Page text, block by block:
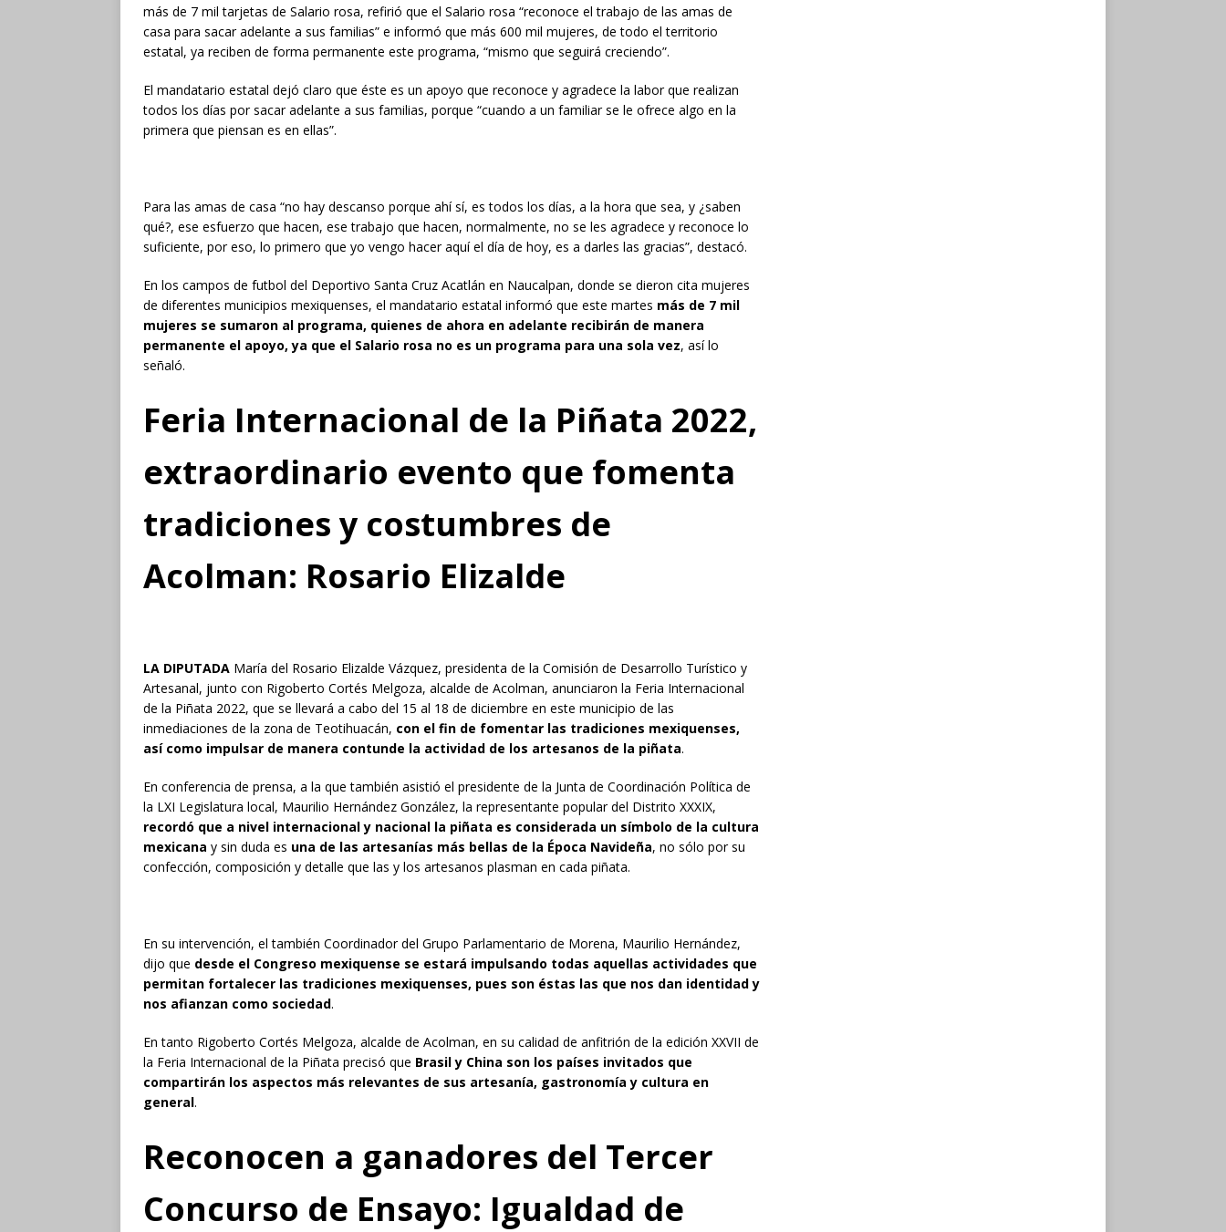
más de 7 mil tarjetas de Salario rosa, refirió que el Salario rosa “reconoce el trabajo de las amas de
casa para sacar adelante a sus familias” e informó que más 600 mil mujeres, de todo el territorio
estatal, ya reciben de forma permanente este programa, “mismo que seguirá creciendo”.
El mandatario estatal dejó claro que éste es un apoyo que reconoce y agradece la labor que realizan
todos los días por sacar adelante a sus familias, porque “cuando a un familiar se le ofrece algo en la
primera que piensan es en ellas”.
Para las amas de casa “no hay descanso porque ahí sí, es todos los días, a la hora que sea, y ¿saben
qué?, ese esfuerzo que hacen, ese trabajo que hacen, normalmente, no se les agradece y reconoce lo
suficiente, por eso, lo primero que yo vengo hacer aquí el día de hoy, es a darles las gracias”, destacó.
En los campos de futbol del Deportivo Santa Cruz Acatlán en Naucalpan, donde se dieron cita mujeres
de diferentes municipios mexiquenses, el mandatario estatal informó que este martes más de 7 mil
mujeres se sumaron al programa, quienes de ahora en adelante recibirán de manera
permanente el apoyo, ya que el Salario rosa no es un programa para una sola vez, así lo
señaló.
Feria Internacional de la Piñata 2022,
extraordinario evento que fomenta
tradiciones y costumbres de
Acolman: Rosario Elizalde
LA DIPUTADA María del Rosario Elizalde Vázquez, presidenta de la Comisión de Desarrollo Turístico y
Artesanal, junto con Rigoberto Cortés Melgoza, alcalde de Acolman, anunciaron la Feria Internacional
de la Piñata 2022, que se llevará a cabo del 15 al 18 de diciembre en este municipio de las
inmediaciones de la zona de Teotihuacán, con el fin de fomentar las tradiciones mexiquenses,
así como impulsar de manera contunde la actividad de los artesanos de la piñata.
En conferencia de prensa, a la que también asistió el presidente de la Junta de Coordinación Política de
la LXI Legislatura local, Maurilio Hernández González, la representante popular del Distrito XXXIX,
recordó que a nivel internacional y nacional la piñata es considerada un símbolo de la cultura
mexicana y sin duda es una de las artesanías más bellas de la Época Navideña, no sólo por su
confección, composición y detalle que las y los artesanos plasman en cada piñata.
En su intervención, el también Coordinador del Grupo Parlamentario de Morena, Maurilio Hernández,
dijo que desde el Congreso mexiquense se estará impulsando todas aquellas actividades que
permitan fortalecer las tradiciones mexiquenses, pues son éstas las que nos dan identidad y
nos afianzan como sociedad.
En tanto Rigoberto Cortés Melgoza, alcalde de Acolman, en su calidad de anfitrión de la edición XXVII de
la Feria Internacional de la Piñata precisó que Brasil y China son los países invitados que
compartirán los aspectos más relevantes de sus artesanía, gastronomía y cultura en
general.
Reconocen a ganadores del Tercer
Concurso de Ensayo: Igualdad de